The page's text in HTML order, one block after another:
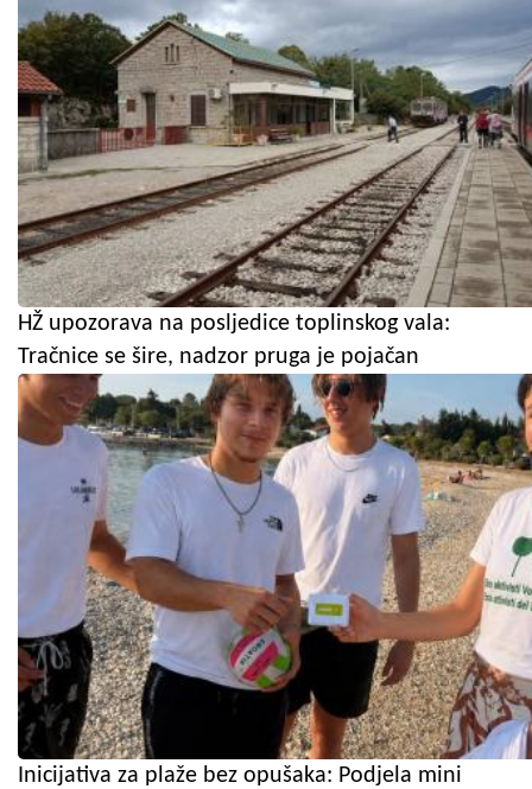
HŽ upozorava na posljedice toplinskog vala:
Tračnice se šire, nadzor pruga je pojačan
Inicijativa za plaže bez opušaka: Podjela mini